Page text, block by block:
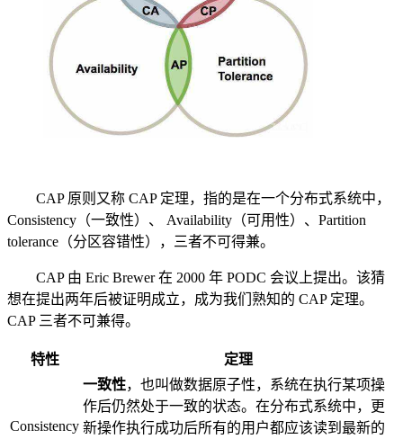
CAP 原则又称 CAP 定理，指的是在一个分布式系统中，
Consistency（一致性）、 Availability（可用性）、Partition
tolerance（分区容错性），三者不可得兼。
CAP 由 Eric Brewer 在 2000 年 PODC 会议上提出。该猜
想在提出两年后被证明成立，成为我们熟知的 CAP 定理。
CAP 三者不可兼得。
特性 定理
Consistency
一致性，也叫做数据原子性，系统在执行某项操
作后仍然处于一致的状态。在分布式系统中，更
新操作执行成功后所有的用户都应该读到最新的